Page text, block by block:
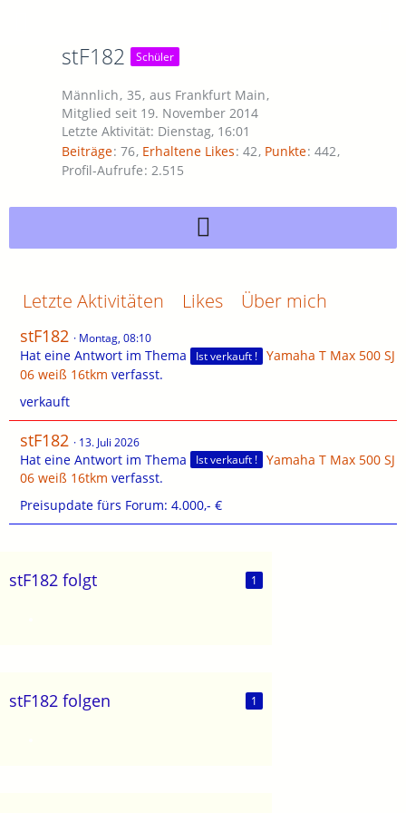
stF182 Schüler
Männlich 35 aus Frankfurt Main
Mitglied seit 19. November 2014
Letzte Aktivität: Dienstag, 16:01
Beiträge 76 Erhaltene Likes 42 Punkte 442
Profil-Aufrufe 2.515
Letzte Aktivitäten Likes Über mich
stF182 Montag, 08:10
Hat eine Antwort im Thema Ist verkauft ! Yamaha T Max 500 SJ
06 weiß 16tkm verfasst.
verkauft
stF182 13. Juli 2026
Hat eine Antwort im Thema Ist verkauft ! Yamaha T Max 500 SJ
06 weiß 16tkm verfasst.
Preisupdate fürs Forum: 4.000,- €
stF182 folgt 1
stF182 folgen 1